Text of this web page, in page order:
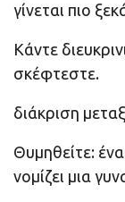
γίνεται πιο
Κάντε
σκέφτεστε.
διάκριση
Θυμηθείτε:
νομίζει μια